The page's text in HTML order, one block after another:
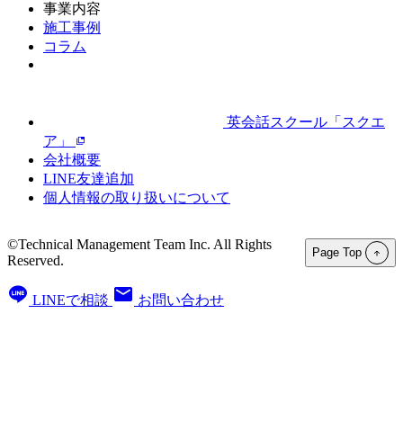
事業内容
施工事例
コラム
英会話スクール「スクエ
ア」
会社概要
LINE友達追加
個人情報の取り扱いについて
©Technical Management Team Inc. All Rights
Reserved.
Page Top
LINEで相談 お問い合わせ